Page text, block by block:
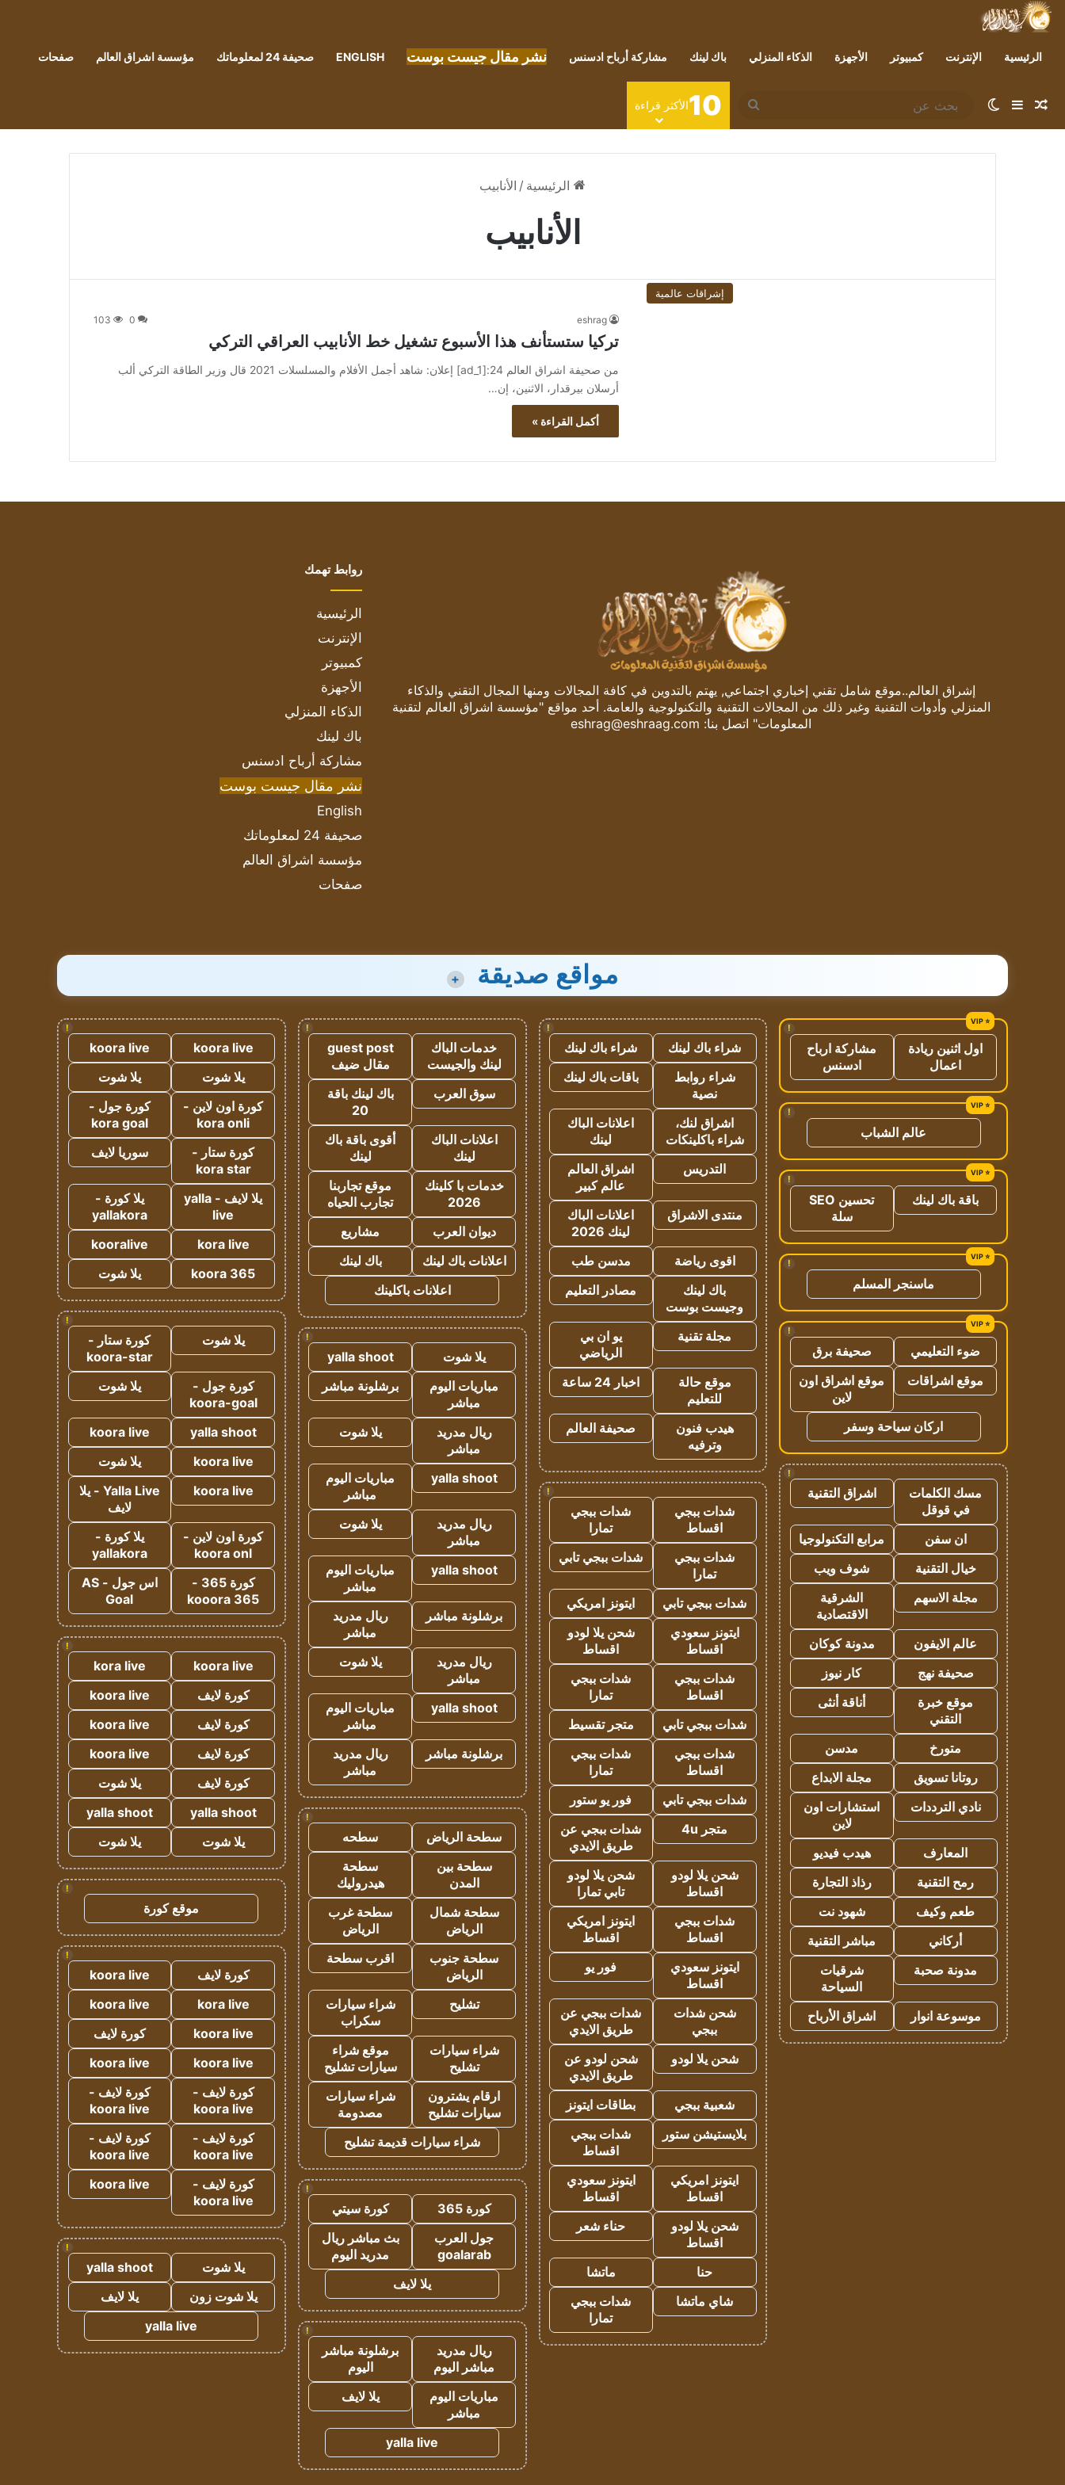
الرئيسية الإنترنت كمبيوتر الأجهزة الذكاء المنزلي باك لينك مشاركة أرباح ادسنس نشر مقال جيست بوست ENGLISH صحيفة 24 لمعلوماتك مؤسسة اشراق العالم صفحات
مقال عشوائي
إضافة عمود جانبي
الوضع المظلم
بحث
عن
10الأكثر قراءة
الرئيسية / الأنابيب
الأنابيب
إشراقات عالمية
eshrag
0
103
تركيا ستستأنف هذا الأسبوع تشغيل خط الأنابيب العراقي التركي
من صحيفة اشراق العالم 24:[ad_1] إعلان: شاهد أجمل الأفلام والمسلسلات 2021 قال وزير الطاقة التركي ألب
أرسلان بيرقدار، الاثنين، إن…
أكمل القراءة »
إشراق العالم..موقع شامل تقني إخباري اجتماعي, يهتم بالتدوين في كافة المجالات ومنها المجال التقني والذكاء
المنزلي وأدوات التقنية وغير ذلك من المجالات التقنية والتكنولوجية والعامة. أحد مواقع "مؤسسة اشراق العالم لتقنية
المعلومات" اتصل بنا: eshrag@eshraag.com
روابط تهمك
الرئيسية
الإنترنت
كمبيوتر
الأجهزة
الذكاء المنزلي
باك لينك
مشاركة أرباح ادسنس
نشر مقال جيست بوست
English
صحيفة 24 لمعلوماتك
مؤسسة اشراق العالم
صفحات
مواقع صديقة +
!
اول اثنين ريادة
اعمال
مشاركة ارباح
ادسنس
!
عالم الشباب
!
باقة باك لينك
تحسين SEO
سلة
!
ماسنجر المسلم
!
ضوء التعليمي
صحيفة برق
موقع اشراقات
موقع اشراق اون
لاين
اركان سياحة وسفر
!
مسك الكلمات
في قوقل
اشراق التقنية
ان سفن
مرابع التكنولوجيا
خيال التقنية
شوف ويب
مجلة الاسهم
الشرقية
الاقتصادية
عالم الايفون
مدونة كوكان
صحيفة نهج
كار نيوز
موقع خبرة
التقني
أناقة أنثى
متورخ
مدسن
روتانا تسويق
مجلة الابداع
نادي الترددات
استشارات اون
لاين
المعارف
هيدب فيديو
رمح التقنية
رذاذ التجارة
طعم وكيف
شهود نت
أركاني
مباشر التقنية
مدونة صحبة
شرقيات
السياحة
موسوعة انوار
اشراق الأرباح
!
شراء باك لينك
شراء باك لينك
شراء روابط
نصية
باقات باك لينك
اشراق لنك،
شراء باكلينكات
اعلانات الباك
لينك
التدريس
اشراق العالم
عالم كبير
منتدى الاشراق
اعلانات الباك
لينك 2026
اقوى رياضة
مدسن طب
باك لينك
وجيست بوست
مصادر التعليم
مجلة تقنية
يو ان بي
الرياضي
موقع حالة
للتعليم
اخبار 24 ساعة
هيدب فنون
وترفيه
صحيفة العالم
!
شدات ببجي
اقساط
شدات ببجي
تمارا
شدات ببجي
تمارا
شدات ببجي تابي
شدات ببجي تابي
ايتونز امريكي
ايتونز سعودي
اقساط
شحن يلا لودو
اقساط
شدات ببجي
اقساط
شدات ببجي
تمارا
شدات ببجي تابي
متجر تقسيط
شدات ببجي
اقساط
شدات ببجي
تمارا
شدات ببجي تابي
فور يو ستور
متجر 4u
شدات ببجي عن
طريق الايدي
شحن يلا لودو
اقساط
شحن يلا لودو
تابي تمارا
شدات ببجي
اقساط
ايتونز امريكي
اقساط
ايتونز سعودي
اقساط
فور يو
شحن شدات
ببجي
شدات ببجي عن
طريق الايدي
شحن يلا لودو
شحن لودو عن
طريق الايدي
شعبية ببجي
بطاقات ايتونز
بلايستيشن ستور
شدات ببجي
اقساط
ايتونز امريكي
اقساط
ايتونز سعودي
اقساط
شحن يلا لودو
اقساط
حناء شعر
حنا
ماتشا
شاي ماتشا
شدات ببجي
تمارا
!
خدمات الباك
لينك والجيست
guest post
مقال ضيف
سوق العرب
باك لينك باقة
20
اعلانات الباك
لينك
أقوى باقة باك
لينك
خدمات با كلينك
2026
موقع تجاربنا
تجارب الحياه
ديوان العرب
مشاريع
اعلانات باك لينك
باك لينك
اعلانات باكلينك
!
يلا شوت
yalla shoot
مباريات اليوم
مباشر
برشلونة مباشر
ريال مدريد
مباشر
يلا شوت
yalla shoot
مباريات اليوم
مباشر
ريال مدريد
مباشر
يلا شوت
yalla shoot
مباريات اليوم
مباشر
برشلونة مباشر
ريال مدريد
مباشر
ريال مدريد
مباشر
يلا شوت
yalla shoot
مباريات اليوم
مباشر
برشلونة مباشر
ريال مدريد
مباشر
!
سطحة الرياض
سطحه
سطحة بين
المدن
سطحة
هيدروليك
سطحة شمال
الرياض
سطحة غرب
الرياض
سطحة جنوب
الرياض
اقرب سطحة
تشليح
شراء سيارات
سكراب
شراء سيارات
تشليح
موقع شراء
سيارات تشليح
ارقام يشترون
سيارات تشليح
شراء سيارات
مصدومة
شراء سيارات قديمة تشليح
!
كورة 365
كورة سيتي
جول العرب
goalarab
بث مباشر ريال
مدريد اليوم
يلا لايف
!
ريال مدريد
مباشر اليوم
برشلونة مباشر
اليوم
مباريات اليوم
مباشر
يلا لايف
yalla live
!
koora live
koora live
يلا شوت
يلا شوت
كورة اون لاين -
kora onli
كورة جول -
kora goal
كورة ستار -
kora star
سوريا لايف
يلا لايف - yalla
live
يلا كورة -
yallakora
kora live
kooralive
koora 365
يلا شوت
!
يلا شوت
كورة ستار -
koora-star
كورة جول -
koora-goal
يلا شوت
yalla shoot
koora live
koora live
يلا شوت
koora live
Yalla Live - يلا
لايف
كورة اون لاين -
koora onl
يلا كورة -
yallakora
كورة 365 -
kooora 365
اس جول - AS
Goal
!
koora live
kora live
كورة لايف
koora live
كورة لايف
koora live
كورة لايف
koora live
كورة لايف
يلا شوت
yalla shoot
yalla shoot
يلا شوت
يلا شوت
!
موقع كورة
!
كورة لايف
koora live
kora live
koora live
koora live
كورة لايف
koora live
koora live
كورة لايف -
koora live
كورة لايف -
koora live
كورة لايف -
koora live
كورة لايف -
koora live
كورة لايف -
koora live
koora live
!
يلا شوت
yalla shoot
يلا شوت زون
يلا لايف
yalla live